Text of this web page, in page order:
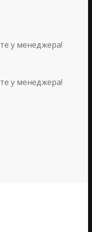
у менеджера!
у менеджера!